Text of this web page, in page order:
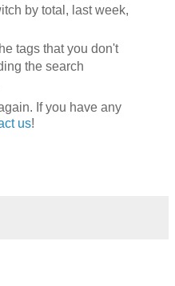
by total, last week,
tags that you don't
the search
If you have any
us!